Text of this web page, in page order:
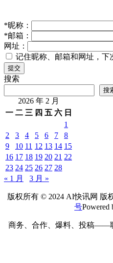
*昵称：
*邮箱：
网址：
记住昵称、邮箱和网址，下
提交
搜索
搜
2026 年 2 月
一 二 三 四 五 六 日
1
2
3 4 5 6 7
8
9
10 11 12 13 14 15
16 17 18 19 20 21 22
23 24 25 26 27 28
« 1 月
3 月 »
版权所有 © 2024 AI快讯网 版
号Powered
商务、合作、爆料、投稿——